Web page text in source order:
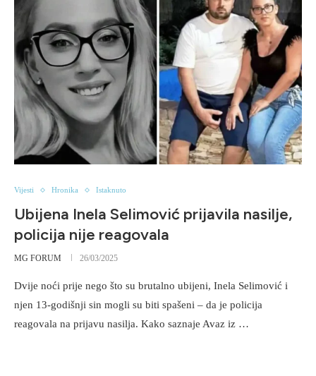
Vijesti Hronika Istaknuto
Ubijena Inela Selimović prijavila nasilje,
policija nije reagovala
MG FORUM 26/03/2025
Dvije noći prije nego što su brutalno ubijeni, Inela Selimović i
njen 13-godišnji sin mogli su biti spašeni – da je policija
reagovala na prijavu nasilja. Kako saznaje Avaz iz …